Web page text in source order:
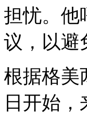
担忧。他
议，以避
根据格美
日开始